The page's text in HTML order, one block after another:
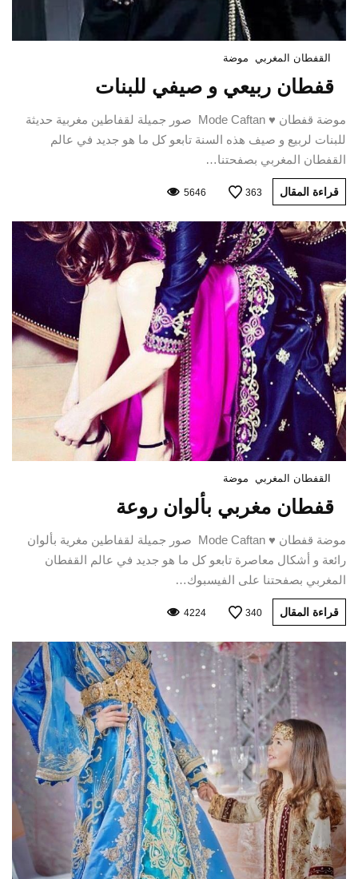
القفطان المغربي موضة
قفطان ربيعي و صيفي للبنات
موضة قفطان ♥ Mode Caftan صور جميلة لقفاطين مغربية حديثة
للبنات لربيع و صيف هذه السنة تابعو كل ما هو جديد في عالم
القفطان المغربي بصفحتنا…
قراءة المقال 363
5646
القفطان المغربي موضة
قفطان مغربي بألوان روعة
موضة قفطان ♥ Mode Caftan صور جميلة لقفاطين مغرية بألوان
رائعة و أشكال معاصرة تابعو كل ما هو جديد في عالم القفطان
المغربي بصفحتنا على الفيسبوك…
قراءة المقال 340
4224